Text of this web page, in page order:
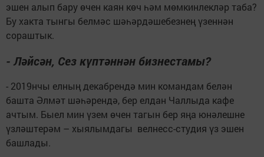
эшен алып бару өчен каян көч һәм мөмкинлекләр таба?
Бу хакта тынгы белмәс шәһәрдәшебезнең үзеннән
сораштык.
- Ләйсән, Сез күптәннән бизнестамы?
- 2019нчы елның декабрендә мин командам белән
башта Әлмәт шәһәрендә, бер елдан Чаллыда кафе
ачтым. Быел мин үзем өчен тагын бер яңа юнәлешне
үзләштерәм – хыялымдагы велнесс-студия үз эшен
башлады.